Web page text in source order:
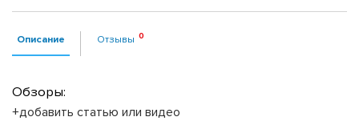
Описание Отзывы
Обзоры:
+добавить статью или видео